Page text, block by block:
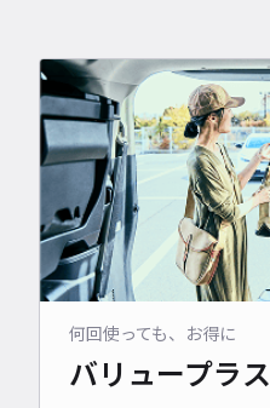
何回使っても、お得に
バリュープラス